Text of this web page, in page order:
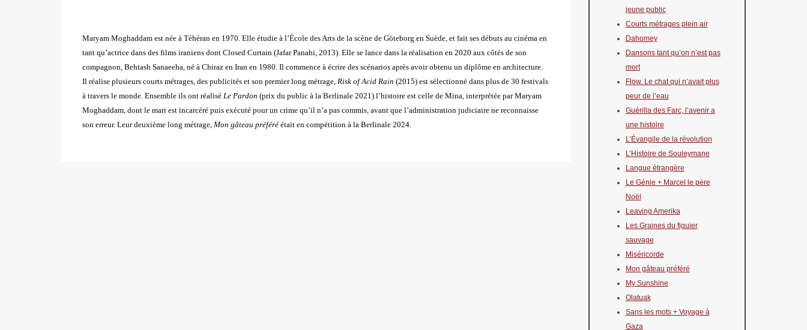
Maryam Moghaddam est née à Téhéran en 1970. Elle étudie à l’École des Arts de la scène de Göteborg en Suède, et fait ses débuts au cinéma en
tant qu’actrice dans des films iraniens dont Closed Curtain (Jafar Panahi, 2013). Elle se lance dans la réalisation en 2020 aux côtés de son
compagnon, Behtash Sanaeeha, né à Chiraz en Iran en 1980. Il commence à écrire des scénarios après avoir obtenu un diplôme en architecture.
Il réalise plusieurs courts métrages, des publicités et son premier long métrage, Risk of Acid Rain (2015) est sélectionné dans plus de 30 festivals
à travers le monde. Ensemble ils ont réalisé Le Pardon (prix du public à la Berlinale 2021) l’histoire est celle de Mina, interprétée par Maryam
Moghaddam, dont le mari est incarcéré puis exécuté pour un crime qu’il n’a pas commis, avant que l’administration judiciaire ne reconnaisse
son erreur. Leur deuxième long métrage, Mon gâteau préféré était en compétition à la Berlinale 2024.
jeune public
Courts métrages plein air
Dahomey
Dansons tant qu’on n’est pas
mort
Flow. Le chat qui n’avait plus
peur de l’eau
Guérilla des Farc, l’avenir a
une histoire
L’Évangile de la révolution
L’Histoire de Souleymane
Langue étrangère
Le Génie + Marcel le père
Noël
Leaving Amerika
Les Graines du figuier
sauvage
Miséricorde
Mon gâteau préféré
My Sunshine
Olatuak
Sans les mots + Voyage à
Gaza